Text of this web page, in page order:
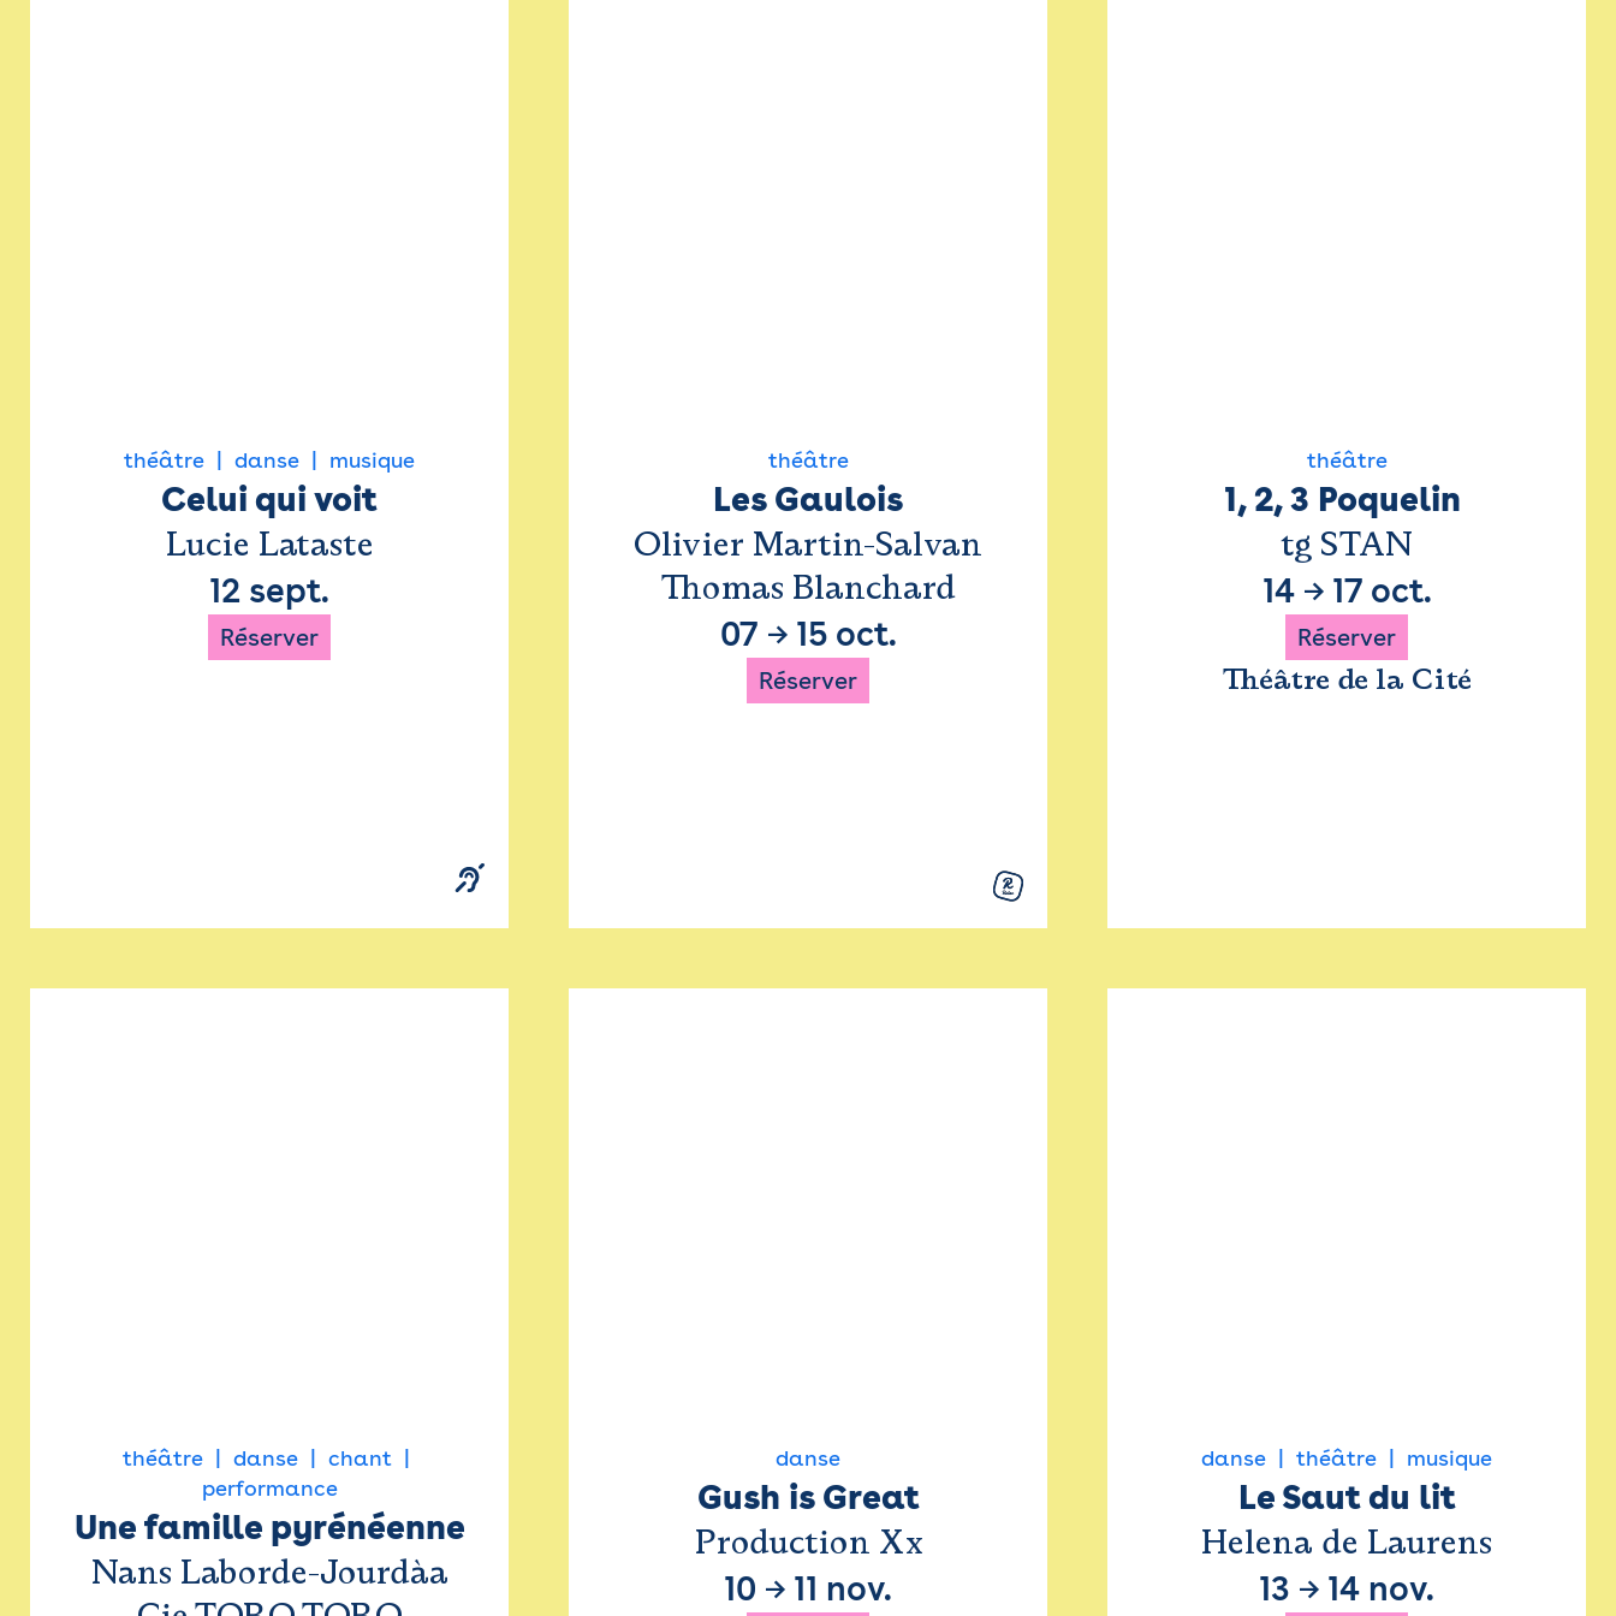
théâtre danse musique
Celui qui voit
Lucie Lataste
12 sept.
Réserver
théâtre
Les Gaulois
Olivier Martin-Salvan
Thomas Blanchard
07 → 15 oct.
Réserver
théâtre
1, 2, 3 Poquelin
tg STAN
14→ 17 oct.
Réserver
Théâtre de la Cité
théâtre danse
chant
performance
Une famille pyrénéenne
Nans Laborde-Jourdàa
danse
Gush is Great
Production Xx
10 → 11 nov.
danse théâtre musique
Le Saut du lit
Helena de Laurens
13 → 14 nov.